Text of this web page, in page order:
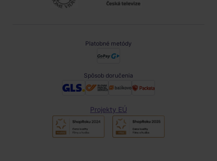
Platobné metódy
Spôsob doručenia
Projekty EÚ